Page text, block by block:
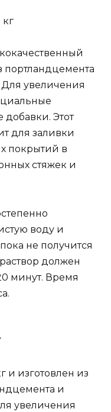
кг
портландцемента
увеличения
Этот
для заливки
покрытий в
стяжек и
воду и
не получится
должен
минут. Время
и изготовлен из
и
увеличения